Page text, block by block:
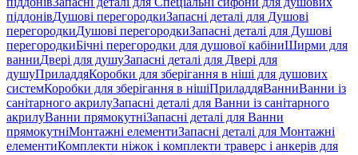
піддонівДушові перегородкиЗапасні деталі для Душові
перегородкиДушові перегородкиЗапасні деталі для Душові
перегородкиБічні перегородки для душової кабіниШирми для
ванниДвері для душуЗапасні деталі для Двері для
душуПриладдяКоробки для зберігання в ніші для душових
системКоробки для зберігання в нішіПриладдяВанниВанни із
санітарного акрилуЗапасні деталі для Ванни із санітарного
акрилуВанни прямокутніЗапасні деталі для Ванни
прямокутніМонтажні елементиЗапасні деталі для Монтажні
елементиКомплекти ніжок і комплекти траверс і анкерів для